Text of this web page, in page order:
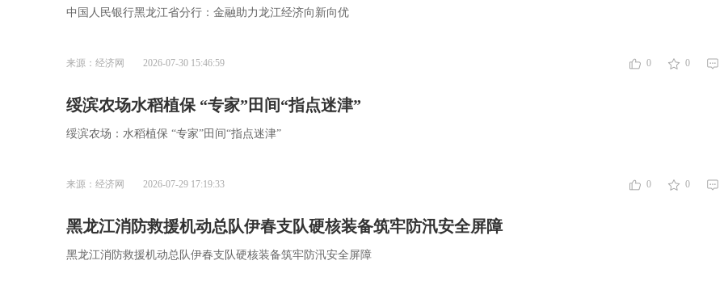
中国人民银行黑龙江省分行：金融助力龙江经济向新向优
来源：经济网 2026-07-30 15:46:59 0 0
绥滨农场水稻植保 “专家”田间“指点迷津”
绥滨农场：水稻植保 “专家”田间“指点迷津”
来源：经济网 2026-07-29 17:19:33 0 0
黑龙江消防救援机动总队伊春支队硬核装备筑牢防汛安全屏障
黑龙江消防救援机动总队伊春支队硬核装备筑牢防汛安全屏障